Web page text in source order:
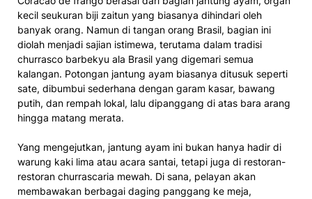
kecil seukuran biji zaitun yang biasanya dihindari oleh
banyak orang. Namun di tangan orang Brasil, bagian ini
diolah menjadi sajian istimewa, terutama dalam tradisi
churrasco barbekyu ala Brasil yang digemari semua
kalangan. Potongan jantung ayam biasanya ditusuk seperti
sate, dibumbui sederhana dengan garam kasar, bawang
putih, dan rempah lokal, lalu dipanggang di atas bara arang
hingga matang merata.
Yang mengejutkan, jantung ayam ini bukan hanya hadir di
warung kaki lima atau acara santai, tetapi juga di restoran-
restoran churrascaria mewah. Di sana, pelayan akan
membawakan berbagai daging panggang ke meja,